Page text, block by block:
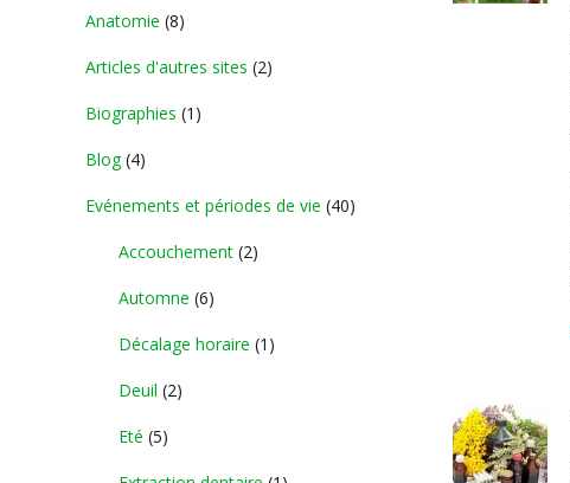
Anatomie (8)
Articles d'autres sites (2)
Biographies (1)
Blog(4)
Evénements et périodes de vie (40)
Accouchement (2)
Automne (6)
Décalage horaire (1)
Deuil (2)
Eté (5)